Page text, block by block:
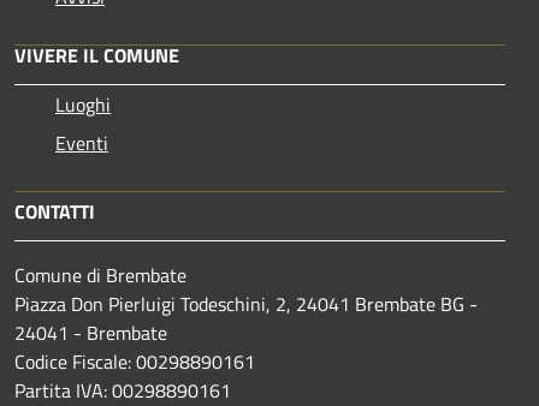
VIVERE IL COMUNE
Luoghi
Eventi
CONTATTI
Comune di Brembate
Piazza Don Pierluigi Todeschini, 2, 24041 Brembate BG -
24041 - Brembate
Codice Fiscale: 00298890161
Partita IVA: 00298890161